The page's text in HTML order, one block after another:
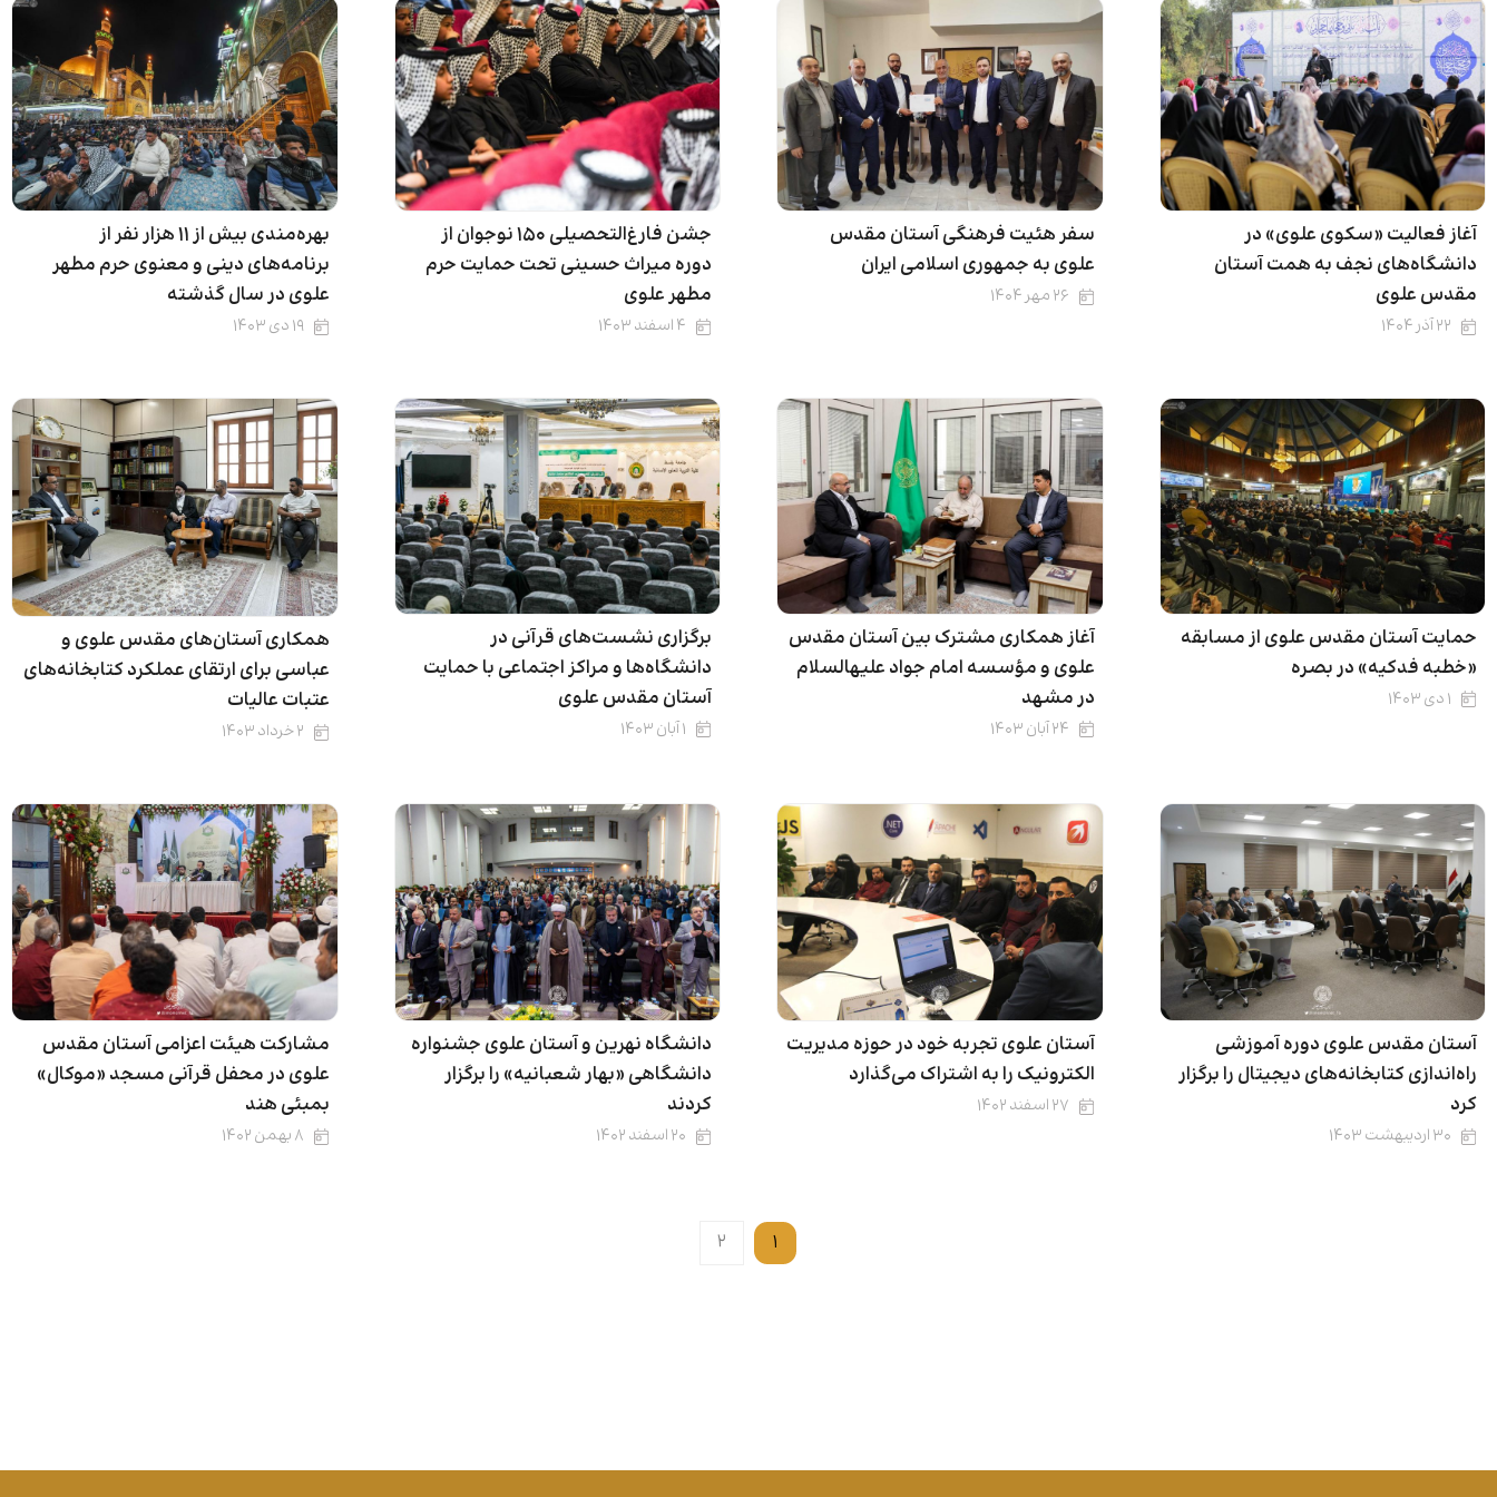
آغاز فعالیت «سکوی علوی» در
دانشگاه‌های نجف به همت آستان
مقدس علوی
۲۲ آذر ۱۴۰۴
سفر هئیت فرهنگی آستان مقدس
علوی به جمهوری اسلامی ایران
۲۶ مهر ۱۴۰۴
جشن فارغ‌التحصیلی ۱۵۰ نوجوان از
دوره میراث حسینی تحت حمایت حرم
مطهر علوی
۴ اسفند ۱۴۰۳
بهره‌مندی بیش از ۱۱ هزار نفر از
برنامه‌های دینی و معنوی حرم مطهر
علوی در سال گذشته
۱۹ دی ۱۴۰۳
حمایت آستان مقدس علوی از مسابقه
«خطبه فدکیه» در بصره
۱ دی ۱۴۰۳
آغاز همکاری مشترک بین آستان مقدس
علوی و مؤسسه امام جواد علیه‎السلام
در مشهد
۲۴ آبان ۱۴۰۳
برگزاری نشست‌های قرآنی در
دانشگاه‌ها و مراکز اجتماعی با حمایت
آستان مقدس علوی
۱ آبان ۱۴۰۳
همکاری آستان‌های مقدس علوی و
عباسی برای ارتقای عملکرد کتابخانه‌های
عتبات عالیات
۲ خرداد ۱۴۰۳
آستان مقدس علوی دوره آموزشی
راه‌اندازی کتابخانه‌های دیجیتال را برگزار
کرد
۳۰ اردیبهشت ۱۴۰۳
آستان علوی تجربه خود در حوزه مدیریت
الکترونیک را به اشتراک می‌گذارد
۲۷ اسفند ۱۴۰۲
دانشگاه نهرین و آستان علوی جشنواره
دانشگاهی «بهار شعبانیه» را برگزار
کردند
۲۰ اسفند ۱۴۰۲
مشارکت هیئت اعزامی آستان مقدس
علوی در محفل قرآنی مسجد «موکال»
بمبئی هند
۸ بهمن ۱۴۰۲
۱ ۲